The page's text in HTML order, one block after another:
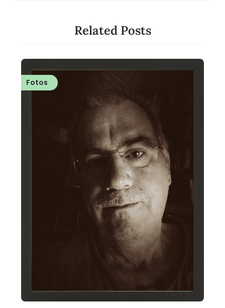
Related Posts
Fotos